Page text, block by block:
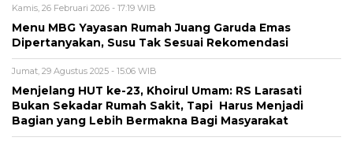
Kamis, 26 Februari 2026 - 17:19 WIB
Menu MBG Yayasan Rumah Juang Garuda Emas
Dipertanyakan, Susu Tak Sesuai Rekomendasi
Jumat, 29 Agustus 2025 - 15:06 WIB
Menjelang HUT ke-23, Khoirul Umam: RS Larasati
Bukan Sekadar Rumah Sakit, Tapi Harus Menjadi
Bagian yang Lebih Bermakna Bagi Masyarakat